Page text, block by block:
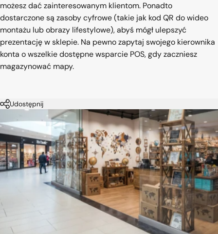
możesz dać zainteresowanym klientom. Ponadto
dostarczone są zasoby cyfrowe (takie jak kod QR do wideo
montażu lub obrazy lifestylowe), abyś mógł ulepszyć
prezentację w sklepie. Na pewno zapytaj swojego kierownika
konta o wszelkie dostępne wsparcie POS, gdy zaczniesz
magazynować mapy.
Udostępnij